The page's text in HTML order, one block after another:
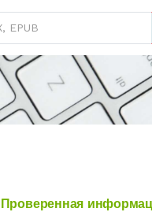
Проверенная